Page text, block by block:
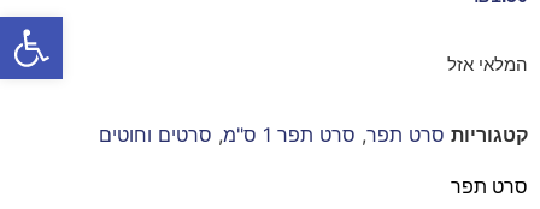
פתח
המלאי אזל
קטגוריות סרט תפר, סרט תפר 1 ס"מ , סרטים וחוטים
סרט תפר